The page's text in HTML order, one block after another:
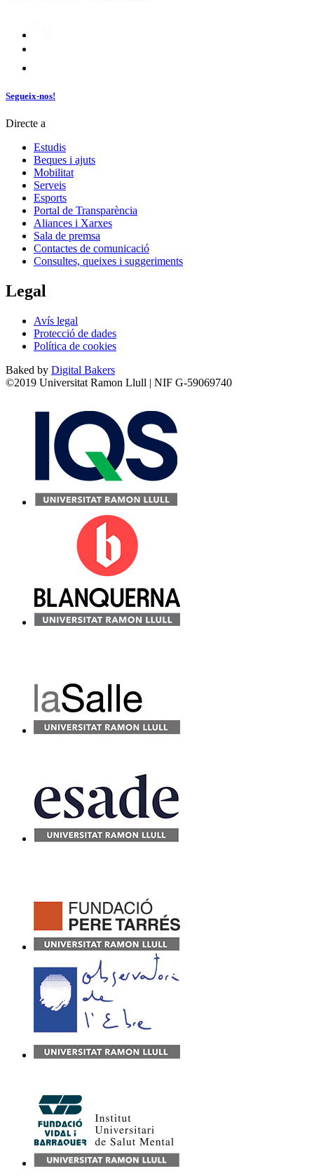
Segueix-nos!
Directe a
Estudis
Beques i ajuts
Mobilitat
Serveis
Esports
Portal de Transparència
Aliances i Xarxes
Sala de premsa
Contactes de comunicació
Consultes, queixes i suggeriments
Legal
Avís legal
Protecció de dades
Política de cookies
Baked by Digital Bakers
©2019 Universitat Ramon Llull | NIF G-59069740